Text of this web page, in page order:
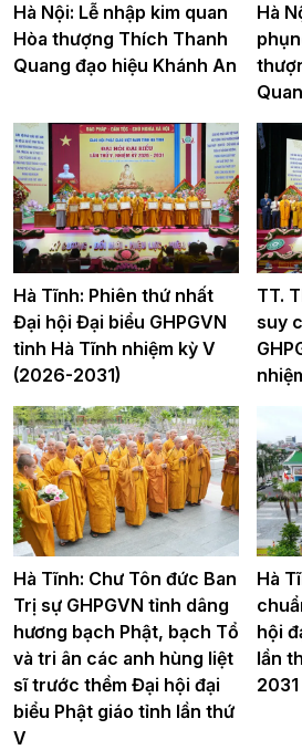
Hà Nội: Lễ nhập kim quan
Hòa thượng Thích Thanh
Quang đạo hiệu Khánh An
Hà
Hà Tĩnh: Phiên thứ nhất
Đại hội Đại biểu GHPGVN
tỉnh Hà Tĩnh nhiệm kỳ V
(2026-2031)
TT.
suy
Hà Tĩnh: Chư Tôn đức Ban
Trị sự GHPGVN tỉnh dâng
hương bạch Phật, bạch Tổ
và tri ân các anh hùng liệt
sĩ trước thềm Đại hội đại
biểu Phật giáo tỉnh lần thứ
V
Hà
hội
lần
2031